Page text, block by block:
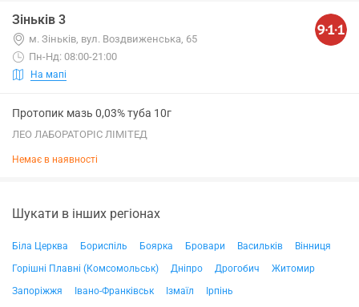
Зіньків 3
м. Зіньків, вул. Воздвиженська, 65
Пн-Нд: 08:00-21:00
На мапі
Протопик мазь 0,03% туба 10г
ЛЕО ЛАБОРАТОРІС ЛІМІТЕД
Немає в наявності
Шукати в інших регіонах
Біла Церква Бориспіль Боярка Бровари Васильків
Вінниця
Горішні Плавні (Комсомольськ)
Дніпро Дрогобич
Житомир
Запоріжжя
Івано-Франківськ Ізмаїл
Ірпінь